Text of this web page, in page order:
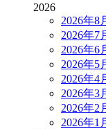
2026
2026年8
2026年7
2026年6
2026年5
2026年4
2026年3
2026年2
2026年1